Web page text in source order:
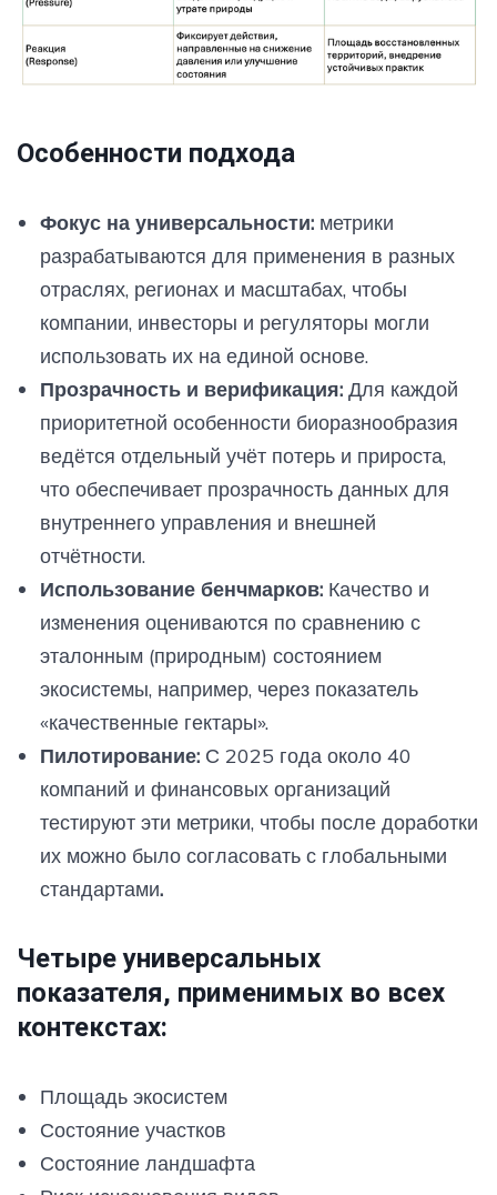
Особенности подхода
Фокус на универсальности:метрики
разрабатываются для применения в разных
отраслях, регионах и масштабах, чтобы
компании, инвесторы и регуляторы могли
использовать их на единой основе.
Прозрачность и верификация:Для каждой
приоритетной особенности биоразнообразия
ведётся отдельный учёт потерь и прироста,
что обеспечивает прозрачность данных для
внутреннего управления и внешней
отчётности.
Использование бенчмарков:Качество и
изменения оцениваются по сравнению с
эталонным (природным) состоянием
экосистемы, например, через показатель
«качественные гектары».
Пилотирование:С 2025 года около 40
компаний и финансовых организаций
тестируют эти метрики, чтобы после доработки
их можно было согласовать с глобальными
стандартами.
Четыре универсальных
показателя, применимых во всех
контекстах:
Площадь экосистем
Состояние участков
Состояние ландшафта